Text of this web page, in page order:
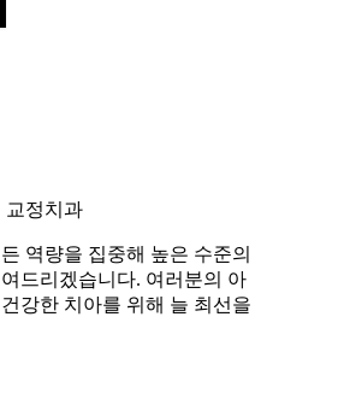
교정치과
역량을 집중해 높은 수준의
드리겠습니다. 여러분의 아
강한 치아를 위해 늘 최선을